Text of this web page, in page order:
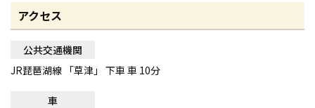
アクセス
公共交通機関
JR琵琶湖線 「草津」 下車 車 10分
車